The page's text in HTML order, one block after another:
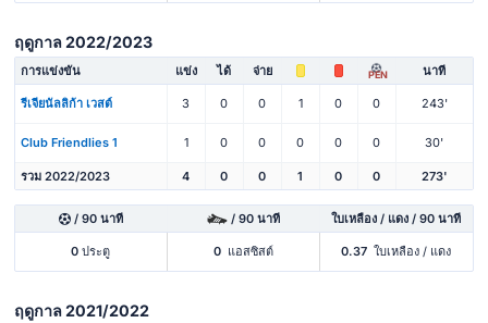
ฤดูกาล 2022/2023
การแข่งขัน แข่ง ได้ จ่าย PEN นาที
รีเจียนัลลิก้า เวสต์ 3 0 0 1 0 0 243'
Club Friendlies 1 1 0 0 0 0 0 30'
รวม 2022/2023 4 0 0 1 0 0 273'
/ 90 นาที / 90 นาที ใบเหลือง / แดง / 90 นาที
0 ประตู 0 แอสซิสต์ 0.37 ใบเหลือง / แดง
ฤดูกาล 2021/2022